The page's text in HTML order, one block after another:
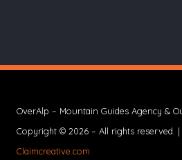
OverAlp – Mountain Guides Agency &
Copyright © 2026 – All rights reserved. |
Claimcreative.com